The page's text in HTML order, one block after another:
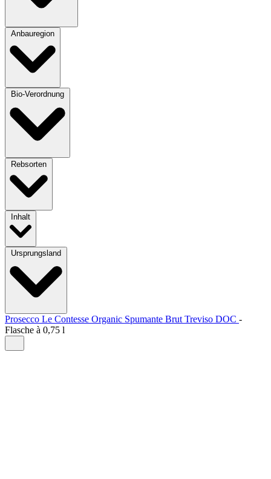
Anbauregion
Bio-Verordnung
Rebsorten
Inhalt
Ursprungsland
Prosecco Le Contesse Organic Spumante Brut Treviso DOC -
Flasche à 0,75 l